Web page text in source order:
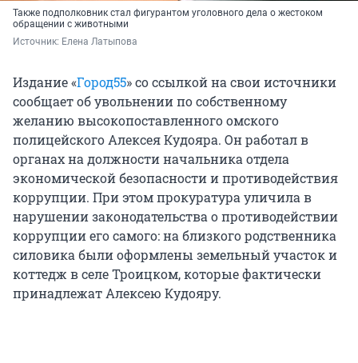
Также подполковник стал фигурантом уголовного дела о жестоком
обращении с животными
Источник: Елена Латыпова
Издание «Город55» со ссылкой на свои источники
сообщает об увольнении по собственному
желанию высокопоставленного омского
полицейского Алексея Кудояра. Он работал в
органах на должности начальника отдела
экономической безопасности и противодействия
коррупции. При этом прокуратура уличила в
нарушении законодательства о противодействии
коррупции его самого: на близкого родственника
силовика были оформлены земельный участок и
коттедж в селе Троицком, которые фактически
принадлежат Алексею Кудояру.